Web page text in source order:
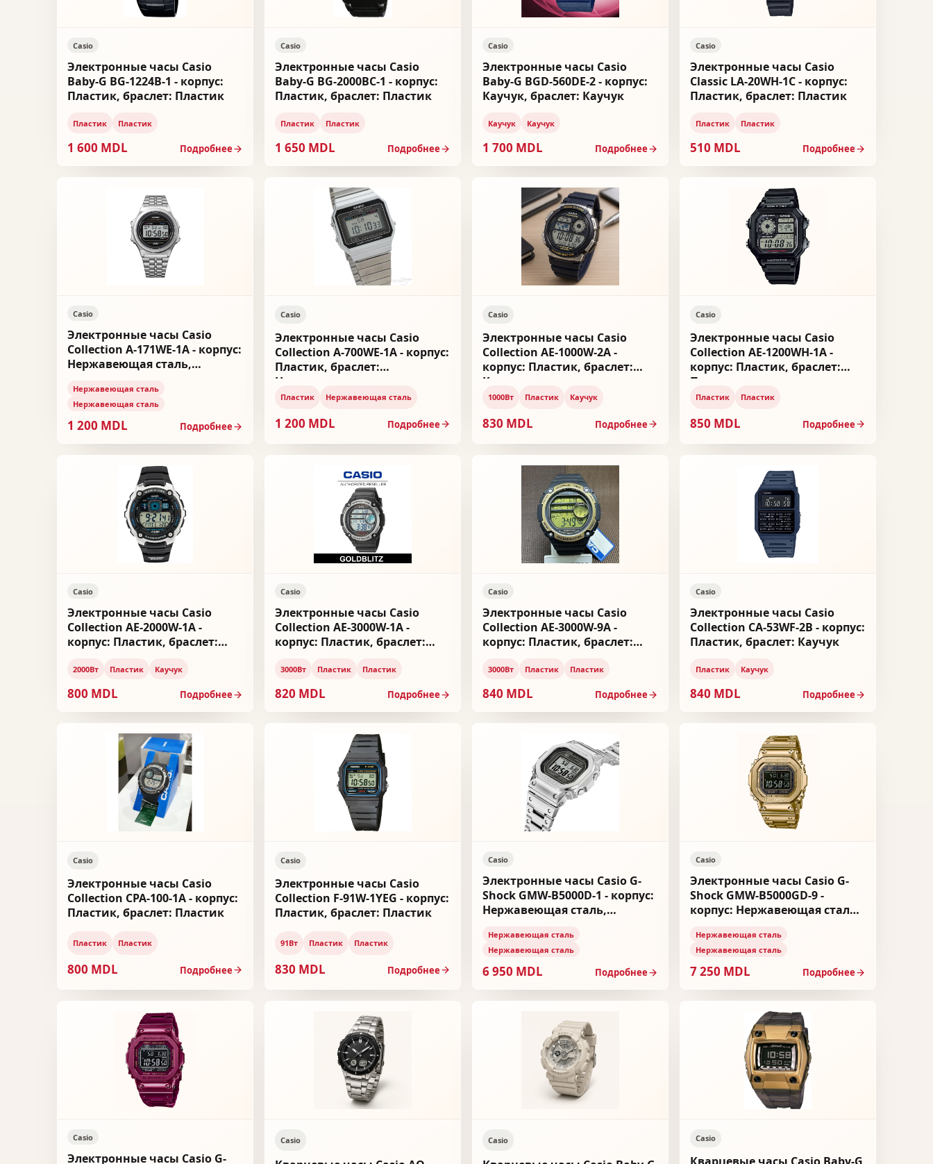
Casio
Электронные часы Casio
Baby-G BG-1224B-1 - корпус:
Пластик, браслет: Пластик
Пластик Пластик
1 600 MDL Подробнее
Casio
Электронные часы Casio
Baby-G BG-2000BC-1 - корпус:
Пластик, браслет: Пластик
Пластик Пластик
1 650 MDL Подробнее
Casio
Электронные часы Casio
Baby-G BGD-560DE-2 - корпус:
Каучук, браслет: Каучук
Каучук Каучук
1 700 MDL Подробнее
Casio
Электронные часы Casio
Classic LA-20WH-1C - корпус:
Пластик, браслет: Пластик
Пластик Пластик
510 MDL Подробнее
Casio
Электронные часы Casio
Collection A-171WE-1A - корпус:
Нержавеющая сталь,
Нержавеющая сталь
Нержавеющая сталь
1 200 MDL Подробнее
Casio
Электронные часы Casio
Collection A-700WE-1A - корпус:
Пластик, браслет:
Нержавеющая сталь
Пластик Нержавеющая сталь
1 200 MDL Подробнее
Casio
Электронные часы Casio
Collection AE-1000W-2A -
корпус: Пластик, браслет:
Каучук
1000Вт Пластик Каучук
830 MDL Подробнее
Casio
Электронные часы Casio
Collection AE-1200WH-1A -
корпус: Пластик, браслет:
Пластик
Пластик Пластик
850 MDL Подробнее
Casio
Электронные часы Casio
Collection AE-2000W-1A -
корпус: Пластик, браслет:
2000Вт Пластик Каучук
800 MDL Подробнее
Casio
Электронные часы Casio
Collection AE-3000W-1A -
корпус: Пластик, браслет:
3000Вт Пластик Пластик
820 MDL Подробнее
Casio
Электронные часы Casio
Collection AE-3000W-9A -
корпус: Пластик, браслет:
3000Вт Пластик Пластик
840 MDL Подробнее
Casio
Электронные часы Casio
Collection CA-53WF-2B - корпус:
Пластик, браслет: Каучук
Пластик Каучук
840 MDL Подробнее
Casio
Электронные часы Casio
Collection CPA-100-1A - корпус:
Пластик, браслет: Пластик
Пластик Пластик
800 MDL Подробнее
Casio
Электронные часы Casio
Collection F-91W-1YEG - корпус:
Пластик, браслет: Пластик
91Вт Пластик Пластик
830 MDL Подробнее
Casio
Электронные часы Casio G-
Shock GMW-B5000D-1 - корпус:
Нержавеющая сталь,
Нержавеющая сталь
Нержавеющая сталь
6 950 MDL Подробнее
Casio
Электронные часы Casio G-
Shock GMW-B5000GD-9 -
корпус: Нержавеющая сталь,
Нержавеющая сталь
Нержавеющая сталь
7 250 MDL Подробнее
Casio
Электронные часы Casio G-
Casio Casio Casio
Кварцевые часы Casio Baby-G